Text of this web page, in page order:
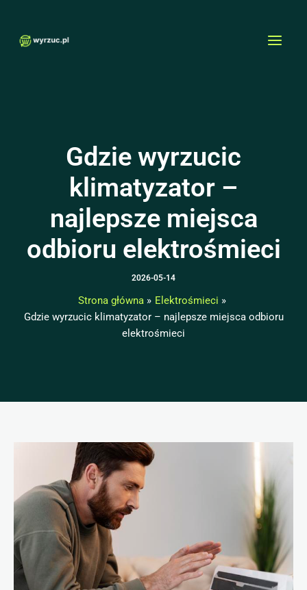
treści
Gdzie wyrzucic
klimatyzator –
najlepsze miejsca
odbioru elektrośmieci
2026-05-14
Strona główna
Elektrośmieci
Gdzie wyrzucic klimatyzator – najlepsze miejsca odbioru
elektrośmieci